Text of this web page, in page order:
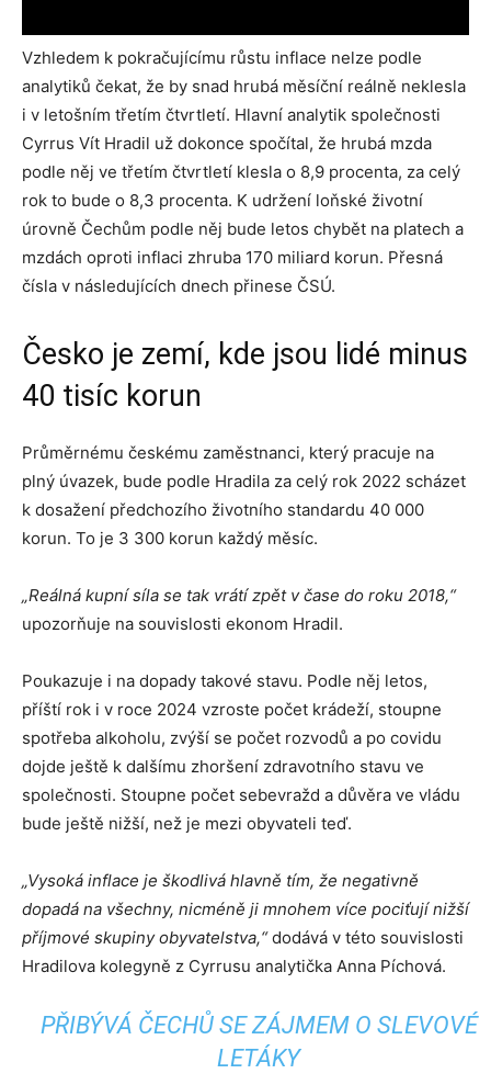
Vzhledem k pokračujícímu růstu inflace nelze podle
analytiků čekat, že by snad hrubá měsíční reálně neklesla
i v letošním třetím čtvrtletí. Hlavní analytik společnosti
Cyrrus Vít Hradil už dokonce spočítal, že hrubá mzda
podle něj ve třetím čtvrtletí klesla o 8,9 procenta, za celý
rok to bude o 8,3 procenta. K udržení loňské životní
úrovně Čechům podle něj bude letos chybět na platech a
mzdách oproti inflaci zhruba 170 miliard korun. Přesná
čísla v následujících dnech přinese ČSÚ.
Česko je zemí, kde jsou lidé minus
40 tisíc korun
Průměrnému českému zaměstnanci, který pracuje na
plný úvazek, bude podle Hradila za celý rok 2022 scházet
k dosažení předchozího životního standardu 40 000
korun. To je 3 300 korun každý měsíc.
„Reálná kupní síla se tak vrátí zpět v čase do roku 2018,“
upozorňuje na souvislosti ekonom Hradil.
Poukazuje i na dopady takové stavu. Podle něj letos,
příští rok i v roce 2024 vzroste počet krádeží, stoupne
spotřeba alkoholu, zvýší se počet rozvodů a po covidu
dojde ještě k dalšímu zhoršení zdravotního stavu ve
společnosti. Stoupne počet sebevražd a důvěra ve vládu
bude ještě nižší, než je mezi obyvateli teď.
„Vysoká inflace je škodlivá hlavně tím, že negativně
dopadá na všechny, nicméně ji mnohem více pociťují nižší
příjmové skupiny obyvatelstva,“dodává v této souvislosti
Hradilova kolegyně z Cyrrusu analytička Anna Píchová.
PŘIBÝVÁ ČECHŮ SE ZÁJMEM O SLEVOVÉ
LETÁKY